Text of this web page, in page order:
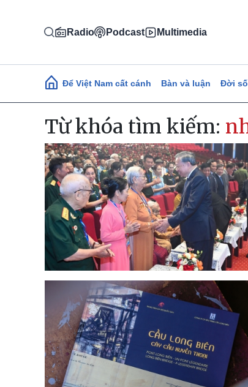
Radio Podcast Multimedia
Main navigation
Để Việt Nam cất cánh Bàn và luận Đời
Từ khóa tìm kiếm: